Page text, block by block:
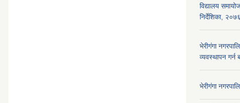
विद्यालय
निर्देशिका, २०७६
भेरीगंगा
व्यवस्थापन
भेरीगंगा